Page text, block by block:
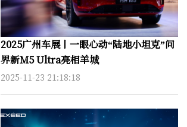
2025广州车展丨一眼心动“陆地小坦克”问
界新M5 Ultra亮相羊城
2025-11-23 21:18:18